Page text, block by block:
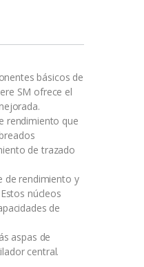
básicos de
SM ofrece el
rendimiento que
de trazado
de rendimiento y
núcleos
de
aspas de
central.